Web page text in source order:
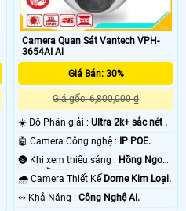
Camera Quan Sát Vantech VPH-
3654AI Ai
Giá Bán: 30%
Giá gốc: 6,800,000 ₫
☀️ Độ Phân giải :Ultra 2k+ sắc nét .
🤖️ Camera Công nghệ : IP POE.
🌚 Khi xem thiếu sáng : Hồng Ngoại
40m Hồng Ngoại SMD.
🌧️ Camera Thiết Kế Dome Kim Loại.
️↭ Khả Năng :Công Nghệ AI.